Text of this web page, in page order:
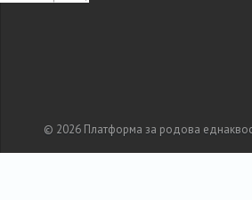
© 2026 Платформа за родова